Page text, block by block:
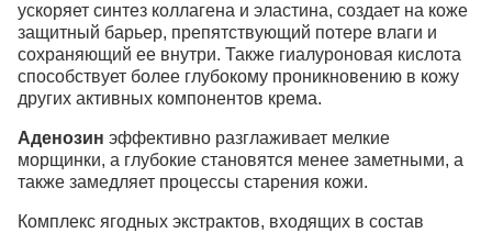
ускоряет синтез коллагена и эластина, создает на коже
защитный барьер, препятствующий потере влаги и
сохраняющий ее внутри. Также гиалуроновая кислота
способствует более глубокому проникновению в кожу
других активных компонентов крема.
Аденозин эффективно разглаживает мелкие
морщинки, а глубокие становятся менее заметными, а
также замедляет процессы старения кожи.
Комплекс ягодных экстрактов, входящих в состав